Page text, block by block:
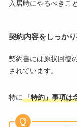
入居時にやるべきこ
契約内容をしっか
契約書には原状回復
されています。
特に 「特約」事項は